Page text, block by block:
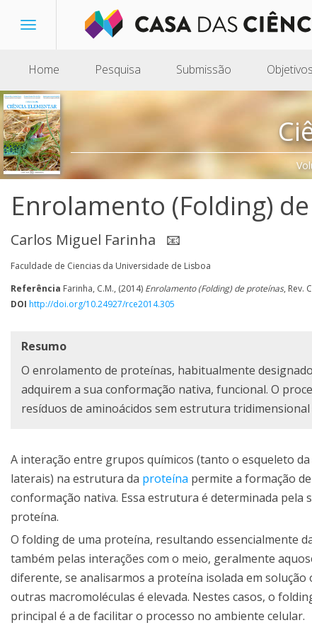
Toggle
Home Pesquisa Submissão Objetivos
Enrolamento (Folding)
Carlos Miguel Farinha 📧
Faculdade de Ciencias da Universidade de Lisboa
Referência Farinha, C.M., (2014) Enrolamento (Folding) de proteínas, Rev.
DOI http://doi.org/10.24927/rce2014.305
Resumo
O enrolamento de proteínas, habitualmente
adquirem a sua conformação nativa, funcional. O
resíduos de aminoácidos sem estrutura tridimensional
A interação entre grupos químicos (tanto o esqueleto da
laterais) na estrutura da proteína permite a formação
conformação nativa. Essa estrutura é determinada pela
proteína.
O folding de uma proteína, resultando essencialmente
também pelas interações com o meio, geralmente
diferente, se analisarmos a proteína isolada em
outras macromoléculas é elevada. Nestes casos, o
principal é a de facilitar o processo no ambiente celular.